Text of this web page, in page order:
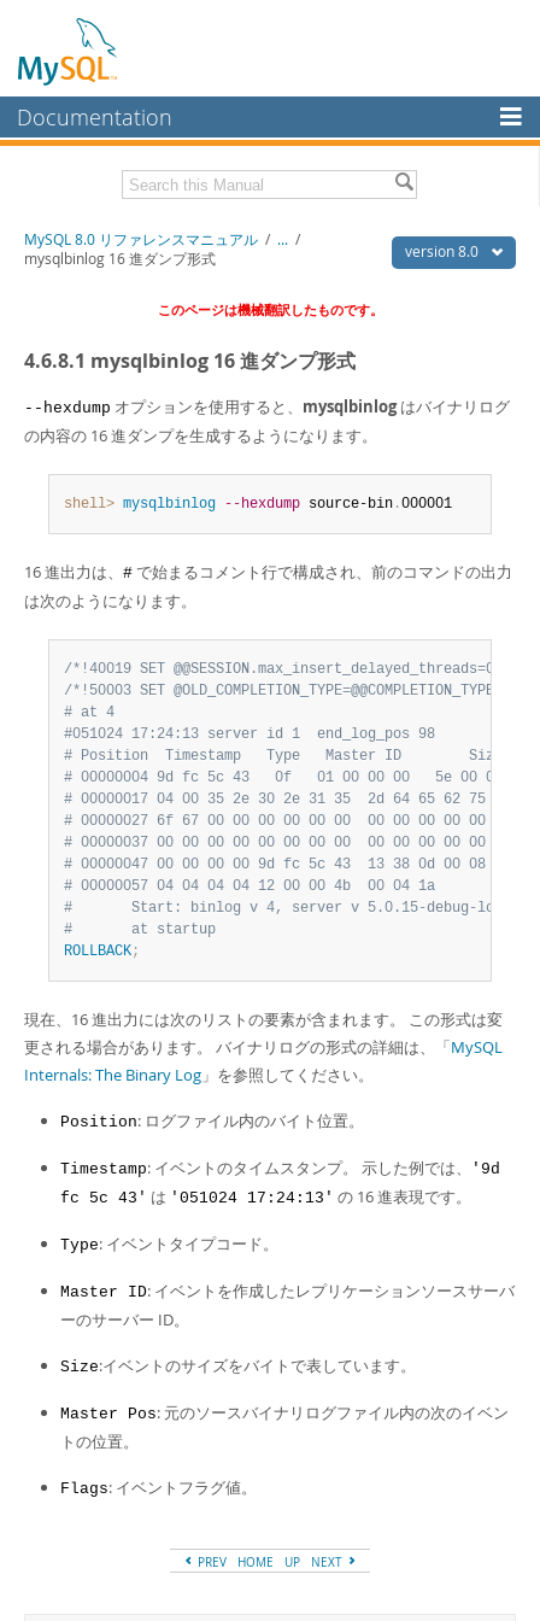
Documentation
MySQL Enterprise
Workbench
Connectors
More
Downloads
Download this Manual version 8.0
MySQL 8.0 リファレンスマニュアル / ... /
mysqlbinlog 16 進ダンプ形式
このページは機械翻訳したものです。
4.6.8.1 mysqlbinlog 16 進ダンプ形式
--hexdump オプションを使用すると、 mysqlbinlogはバイナリログ
の内容の 16 進ダンプを生成するようになります。
shell> mysqlbinlog --hexdump source-bin .000001
16 進出力は、 # で始まるコメント行で構成され、前のコマンドの出力
は次のようになります。
/*!40019 SET @@SESSION.max_insert_delayed_threads=0*/
/*!50003 SET
# at 4
#051024 17:24:13 server id 1  end_log_pos 98
# Position  Timestamp   Type   Master ID        Size
# 00000004 9d fc 5c 43   0f   01 00 00 00   5e 00 00 00
# 00000017 04 00 35 2e 30 2e 31 35  2d 64 65 62 75 67
# 00000027 6f 67 00 00 00 00 00 00  00 00 00 00 00
# 00000037 00 00 00 00 00 00 00 00  00 00 00 00
# 00000047 00 00 00 00 9d fc 5c 43  13 38 0d 00 08
# 00000057 04 04 04 04 12 00 00 4b  00 04 1a
#       Start: binlog v 4, server v 5.0.15-debug-log
#       at startup
ROLLBACK;
現在、16 進出力には次のリストの要素が含まれます。 この形式は変
更される場合があります。 バイナリログの形式の詳細は、「MySQL
Internals: The Binary Log 」を参照してください。
Position: ログファイル内のバイト位置。
Timestamp: イベントのタイムスタンプ。 示した例では、
'9d
fc 5c 43' は '051024 17:24:13' の 16 進表現です。
Type: イベントタイプコード。
Master ID: イベントを作成したレプリケーションソースサーバ
ーのサーバー ID。
Size:イベントのサイズをバイトで表しています。
Master Pos: 元のソースバイナリログファイル内の次のイベン
トの位置。
Flags: イベントフラグ値。
PREV HOME UP NEXT